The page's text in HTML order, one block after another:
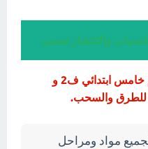
والانتشار تسمى
وهو سؤال من حلول كتاب علوم خامس ابتدائي ف2 و
للطرق والسحب.
مواد ومراحل